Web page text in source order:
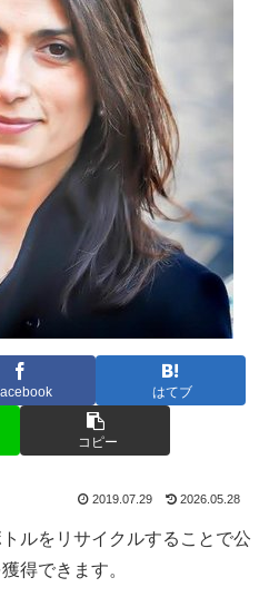
はてブ
コピー
2019.07.29 2026.05.28
ルをリサイクルすることで公
得できます。